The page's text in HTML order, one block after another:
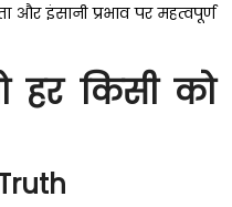
और इंसानी प्रभाव पर महत्वपूर्ण
हर किसी को